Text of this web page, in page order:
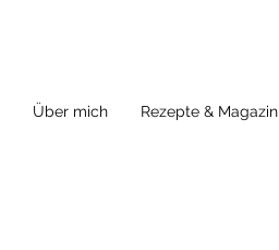
Über mich Rezepte & Magazin